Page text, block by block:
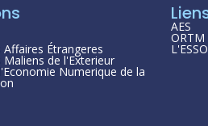
Étrangeres
de l'Exterieur
Numerique de la
AES
ORTM